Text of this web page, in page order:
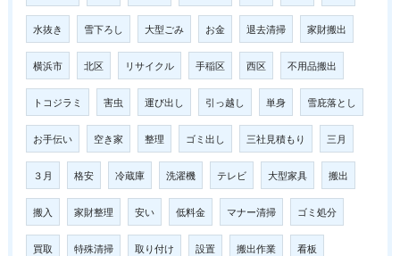
水抜き 雪下ろし 大型ごみ お金 退去清掃 家財搬出
横浜市 北区 リサイクル 手稲区 西区 不用品搬出
トコジラミ 害虫 運び出し 引っ越し 単身 雪庇落とし
お手伝い 空き家 整理 ゴミ出し 三社見積もり 三月
３月 格安 冷蔵庫 洗濯機 テレビ 大型家具 搬出
搬入 家財整理 安い 低料金 マナー清掃 ゴミ処分
買取 特殊清掃 取り付け 設置 搬出作業 看板